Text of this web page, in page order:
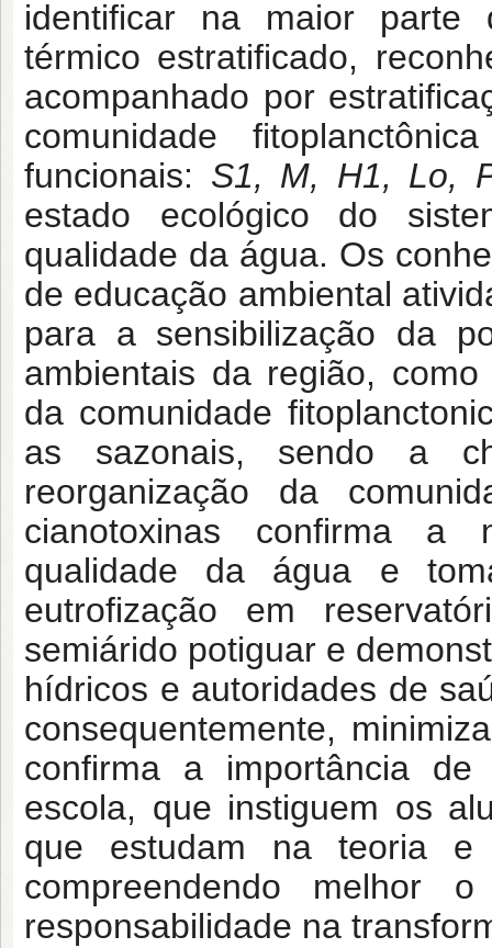
identificar na maior parte
térmico estratificado,
acompanhado por
comunidade
funcionais: S1, M, H1, Lo,
estado ecológico do
qualidade da água. Os
de educação ambiental
para a sensibilização da
ambientais da região,
da comunidade
as sazonais, sendo a
reorganização da
cianotoxinas confirma a
qualidade da água e
eutrofização em
semiárido potiguar e
hídricos e autoridades de
consequentemente,
confirma a importância
escola, que instiguem os
que estudam na teoria e
compreendendo
responsabilidade na